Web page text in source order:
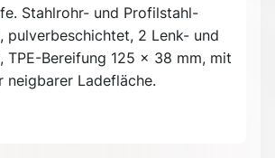
Stahlrohr- und Profilstahl-
pulverbeschichtet, 2 Lenk- und
TPE-Bereifung 125 x 38 mm, mit
neigbarer Ladefläche.